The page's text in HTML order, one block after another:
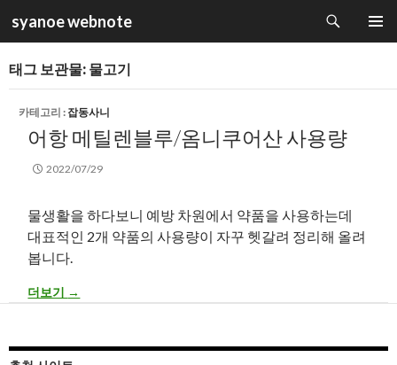
syanoe webnote
색
츠
로
건
태그 보관물: 물고기
카테고리 : 잡동사니
어항 메틸렌블루/옴니쿠어산 사용량
2022/07/29
물생활을 하다보니 예방 차원에서 약품을 사용하는데
대표적인 2개 약품의 사용량이 자꾸 헷갈려 정리해 올려
봅니다.
어항 메틸렌블루/옴니쿠어산 사용량
더보기 →